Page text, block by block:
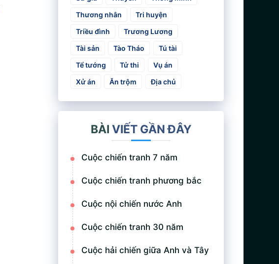
Thương nhân
Tri huyện
Triều đình
Trương Lương
Tài sản
Tào Tháo
Tú tài
Tể tướng
Tử thi
Vụ án
Xử án
Ăn trộm Địa chủ
BÀI VIẾT GẦN ĐÂY
Cuộc chiến tranh 7 năm
Cuộc chiến tranh phương bắc
Cuộc nội chiến nước Anh
Cuộc chiến tranh 30 năm
Cuộc hải chiến giữa Anh và Tây